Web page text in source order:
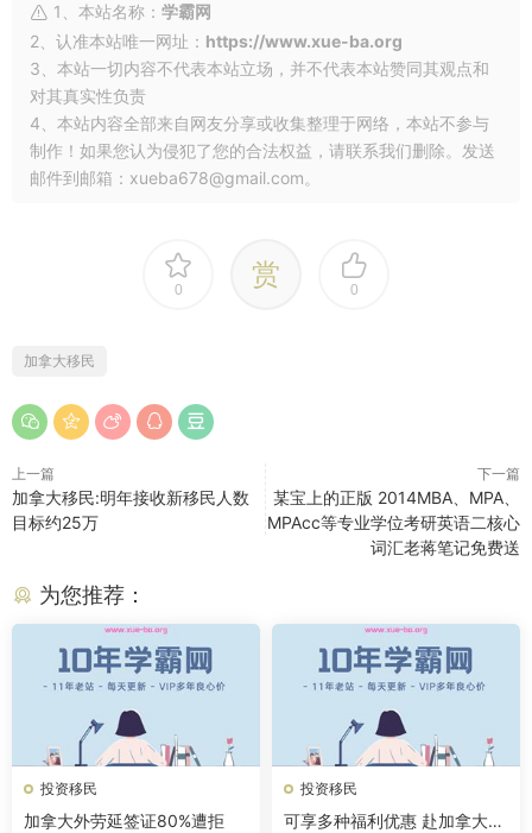
1、本站名称： 学霸网
2、认准本站唯一网址： https://www.xue-ba.org
3、本站一切内容不代表本站立场，并不代表本站赞同其观点和
对其真实性负责
4、本站内容全部来自网友分享或收集整理于网络，本站不参与
制作！如果您认为侵犯了您的合法权益，请联系我们删除。发送
邮件到邮箱：xueba678@gmail.com。
0 赏 0
加拿大移民
上一篇
加拿大移民:明年接收新移民人数
目标约25万
下一篇
某宝上的正版 2014MBA、MPA、
MPAcc等专业学位考研英语二核心
词汇老蒋笔记免费送
为您推荐：
投资移民
加拿大外劳延签证80%遭拒
投资移民
可享多种福利优惠 赴加拿大新